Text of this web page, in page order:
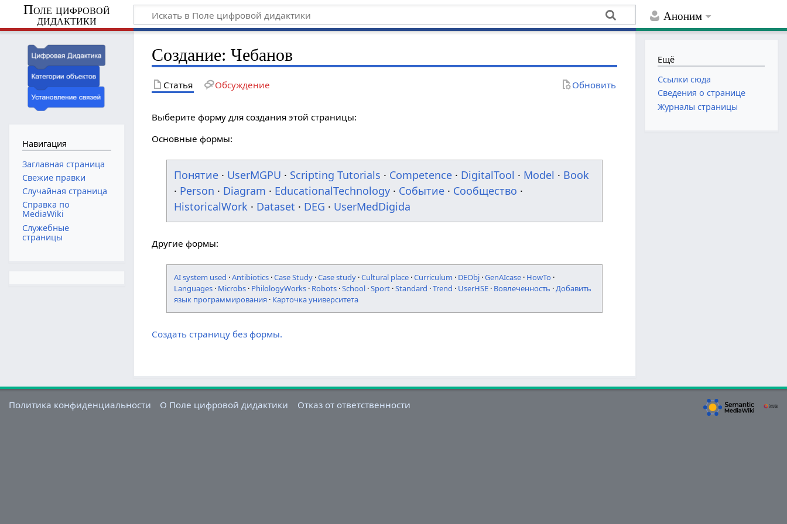
Аноним
Поле цифровой
дидактики
Создание: Чебанов
Статья Обсуждение Обновить
Выберите форму для создания этой страницы:
Основные формы:
Понятие · UserMGPU · Scripting Tutorials · Competence · DigitalTool · Model · Book
· Person · Diagram · EducationalTechnology · Событие · Сообщество ·
HistoricalWork · Dataset · DEG · UserMedDigida
Другие формы:
AI system used ·Antibiotics ·Case Study ·Case study ·Cultural place ·Curriculum · DEObj ·GenAIcase · HowTo ·
Languages · Microbs · PhilologyWorks · Robots ·School ·Sport ·Standard ·Trend · UserHSE · Вовлеченность ·Добавить
язык программирования · Карточка университета
Создать страницу без формы.
Навигация
Заглавная страница
Свежие правки
Случайная страница
Справка по
MediaWiki
Служебные
страницы
Ещё
Ссылки сюда
Сведения о странице
Журналы страницы
Политика конфиденциальности О Поле цифровой дидактики Отказ от ответственности